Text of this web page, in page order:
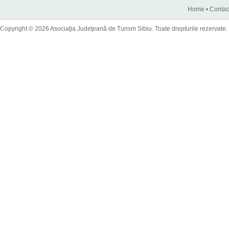
Home •
Copyright © 2026 Asociaţia Judeţeană de Turism Sibiu. Toate drepturile rezervate.